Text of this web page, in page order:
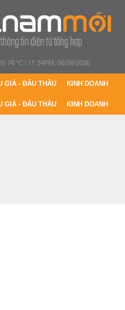
°C| 11:34PM, 06/08/2026
GIÁ - ĐẤU THẦU KINH DOANH
GIÁ - ĐẤU THẦU KINH DOANH